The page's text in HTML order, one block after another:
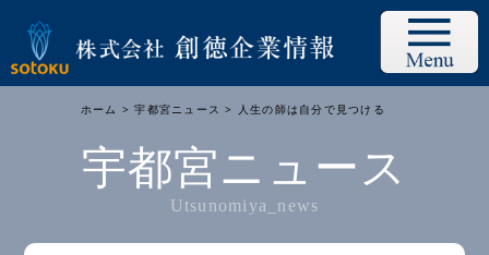
ホーム >宇都宮ニュース > 人生の師は自分で見つける
宇都宮ニュース
Utsunomiya_news